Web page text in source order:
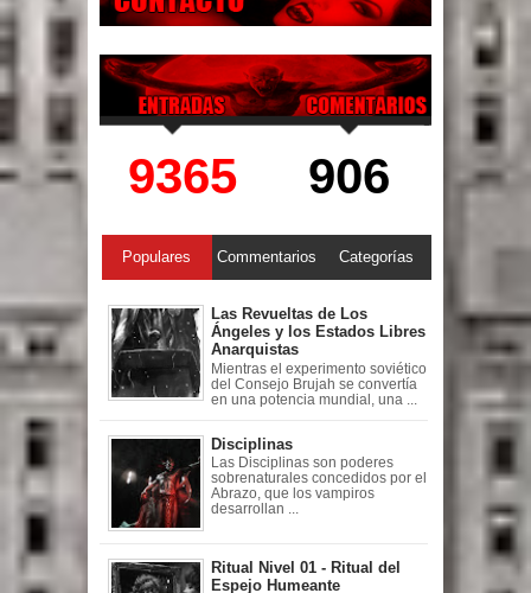
9365 906
Populares Commentarios Categorías
Las Revueltas de Los
Ángeles y los Estados Libres
Anarquistas
Mientras el experimento soviético
del Consejo Brujah se convertía
en una potencia mundial, una ...
Disciplinas
Las Disciplinas son poderes
sobrenaturales concedidos por el
Abrazo, que los vampiros
desarrollan ...
Ritual Nivel 01 - Ritual del
Espejo Humeante